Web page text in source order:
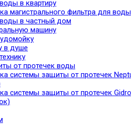
в квартиру
магистрального фильтра для воды
в частный дом
машину
в душе
от протечек воды
системы защиты от протечек
системы защиты от протечек